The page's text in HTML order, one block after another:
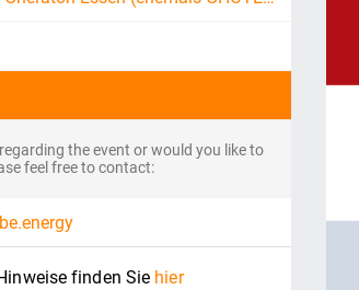
the event or would you like to
feel free to contact:
finden Sie hier